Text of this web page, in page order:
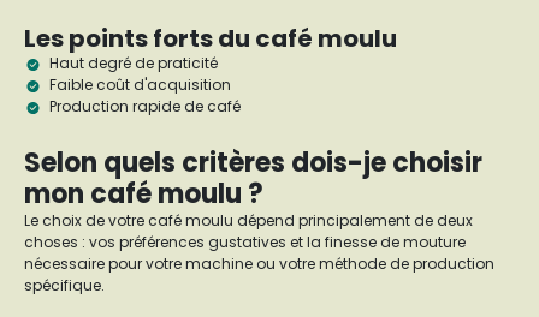
Les points forts du café moulu
Haut degré de praticité
Faible coût d'acquisition
Production rapide de café
Selon quels critères dois-je choisir
mon café moulu ?
Le choix de votre café moulu dépend principalement de deux
choses : vos préférences gustatives et la finesse de mouture
nécessaire pour votre machine ou votre méthode de production
spécifique.